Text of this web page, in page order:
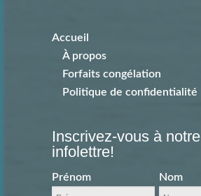
Accueil
À propos
Forfaits congélation
Politique de confidentialité
Inscrivez-vous à notre
infolettre!
Prénom Nom